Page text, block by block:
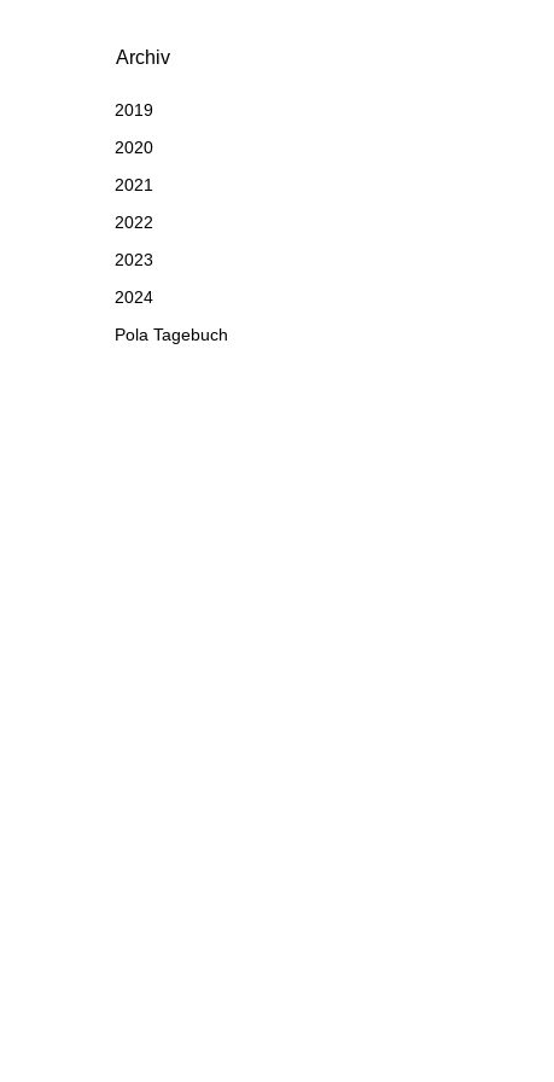
Archiv
2019
2020
2021
2022
2023
2024
Pola Tagebuch